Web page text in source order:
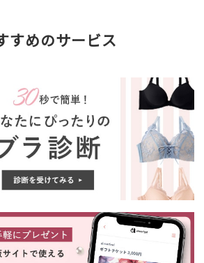
すめのサービス